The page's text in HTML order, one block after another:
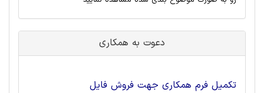
دعوت به همکاری
تکمیل فرم همکاری جهت فروش فایل